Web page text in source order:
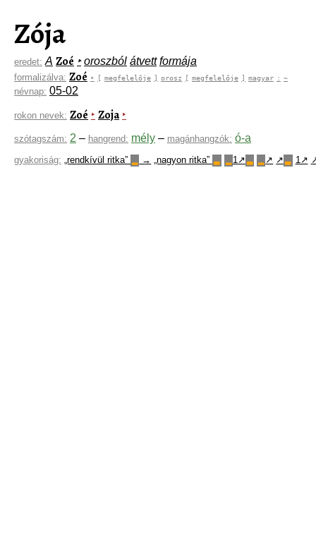
Zója
eredet: A Zoé ‣ oroszból átvett formája
formalizálva: Zoé ‣ [ megfelelője ] orosz [ megfelelője ] magyar : ~
névnap: 05-02
rokon nevek: Zoé ‣ Zoja ‣
szótagszám: 2 – hangrend: mély – magánhangzók: ó-a
gyakoriság: „rendkívül ritka” → „nagyon ritka” ▃ 1↗ ▃ ↗ ↗ ▃ 1↗